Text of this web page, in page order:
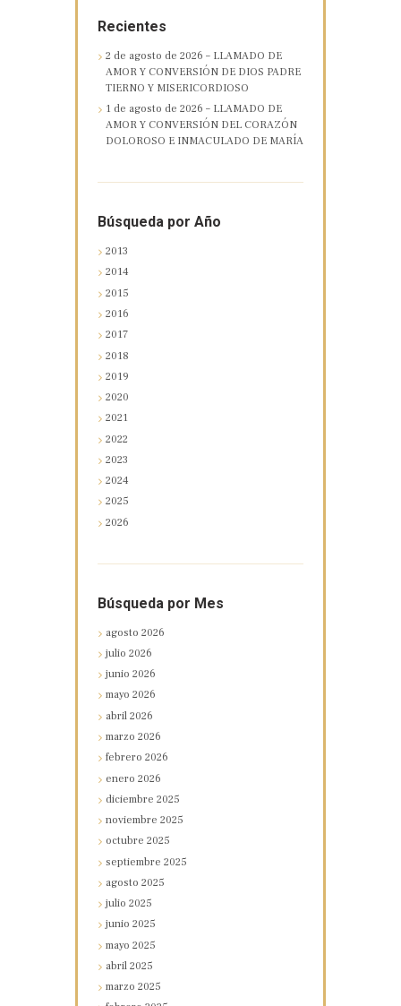
Recientes
2 de agosto de 2026 – LLAMADO DE
AMOR Y CONVERSIÓN DE DIOS PADRE
TIERNO Y MISERICORDIOSO
1 de agosto de 2026 – LLAMADO DE
AMOR Y CONVERSIÓN DEL CORAZÓN
DOLOROSO E INMACULADO DE MARÍA
Búsqueda por Año
2013
2014
2015
2016
2017
2018
2019
2020
2021
2022
2023
2024
2025
2026
Búsqueda por Mes
agosto2026
julio2026
junio2026
mayo2026
abril2026
marzo2026
febrero2026
enero2026
diciembre2025
noviembre2025
octubre2025
septiembre2025
agosto2025
julio2025
junio2025
mayo2025
abril2025
marzo2025